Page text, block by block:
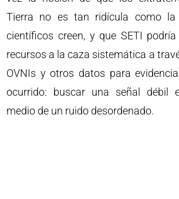
Tierra no es tan ridícula como
científicos creen, y que SETI
recursos a la caza sistemática a
OVNIs y otros datos para
ocurrido: buscar una señal débil
medio de un ruido desordenado.